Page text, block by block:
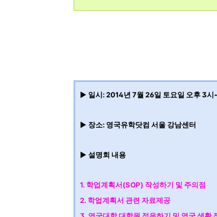
▶ 일시: 2014년 7월 26일 토요일 오후 3시
▶ 장소: 영국유학닷컴 서울 강남센터
▶ 설명회 내용
1. 학업계획서(SOP) 작성하기 및 주의점
2. 학업계획서 관련 자료제공